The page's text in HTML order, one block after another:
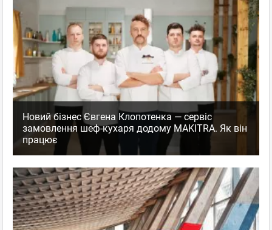
Новий бізнес Євгена Клопотенка — сервіс
замовлення шеф-кухаря додому MAKITRA. Як він
працює